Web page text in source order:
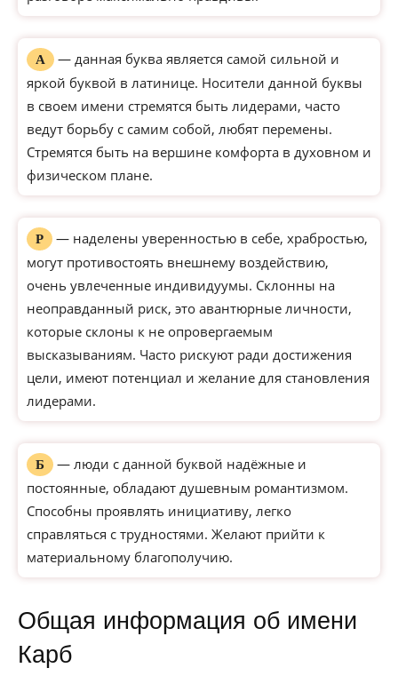
А
— данная буква является самой сильной и
яркой буквой в латинице. Носители данной буквы
в своем имени стремятся быть лидерами, часто
ведут борьбу с самим собой, любят перемены.
Стремятся быть на вершине комфорта в духовном и
физическом плане.
Р
— наделены уверенностью в себе, храбростью,
могут противостоять внешнему воздействию,
очень увлеченные индивидуумы. Склонны на
неоправданный риск, это авантюрные личности,
которые склоны к не опровергаемым
высказываниям. Часто рискуют ради достижения
цели, имеют потенциал и желание для становления
лидерами.
Б
— люди с данной буквой надёжные и
постоянные, обладают душевным романтизмом.
Способны проявлять инициативу, легко
справляться с трудностями. Желают прийти к
материальному благополучию.
Общая информация об имени
Карб